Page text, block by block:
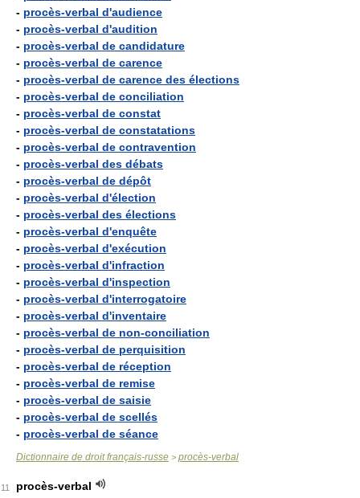
- procès-verbal d'audience
- procès-verbal d'audition
- procès-verbal de candidature
- procès-verbal de carence
- procès-verbal de carence des élections
- procès-verbal de conciliation
- procès-verbal de constat
- procès-verbal de constatations
- procès-verbal de contravention
- procès-verbal des débats
- procès-verbal de dépôt
- procès-verbal d'élection
- procès-verbal des élections
- procès-verbal d'enquête
- procès-verbal d'exécution
- procès-verbal d'infraction
- procès-verbal d'inspection
- procès-verbal d'interrogatoire
- procès-verbal d'inventaire
- procès-verbal de non-conciliation
- procès-verbal de perquisition
- procès-verbal de réception
- procès-verbal de remise
- procès-verbal de saisie
- procès-verbal de scellés
- procès-verbal de séance
Dictionnaire de droit français-russe > procès-verbal
11
procès-verbal